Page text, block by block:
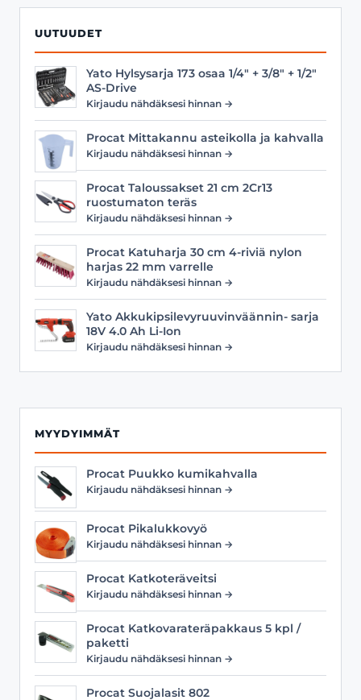
UUTUUDET
Yato Hylsysarja 173 osaa 1/4" + 3/8" + 1/2"
AS-Drive
Kirjaudu nähdäksesi hinnan →
Procat Mittakannu asteikolla ja kahvalla
Kirjaudu nähdäksesi hinnan →
Procat Taloussakset 21 cm 2Cr13
ruostumaton teräs
Kirjaudu nähdäksesi hinnan →
Procat Katuharja 30 cm 4-riviä nylon
harjas 22 mm varrelle
Kirjaudu nähdäksesi hinnan →
Yato Akkukipsilevyruuvinväännin- sarja
18V 4.0 Ah Li-Ion
Kirjaudu nähdäksesi hinnan →
MYYDYIMMÄT
Procat Puukko kumikahvalla
Kirjaudu nähdäksesi hinnan →
Procat Pikalukkovyö
Kirjaudu nähdäksesi hinnan →
Procat Katkoteräveitsi
Kirjaudu nähdäksesi hinnan →
Procat Katkovarateräpakkaus 5 kpl /
paketti
Kirjaudu nähdäksesi hinnan →
Procat Suojalasit 802